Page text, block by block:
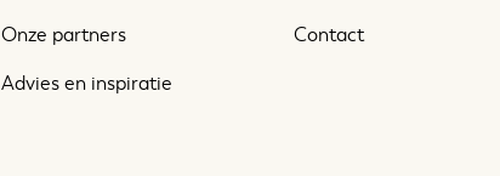
Onze partners
Advies en inspiratie
Contact